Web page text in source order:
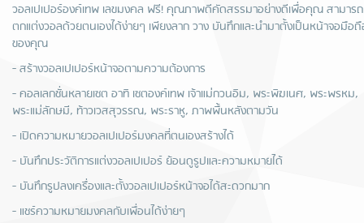
วอลเปเปอร์องค์เทพ เลขมงคล ฟรี! คุณภาพดีคัดสรรมาอย่างดีเพื่อคุณ สามารถ
ตกแต่งวอลด้วยตนเองได้ง่ายๆ เพียงลาก วาง บันทึกและนำมาตั้งเป็นหน้าจอมือ
ของคุณ
- สร้างวอลเปเปอร์หน้าจอตามความต้องการ
- คอลเลกชั่นหลายเซต อาทิ เซตองค์เทพ เจ้าแม่กวนอิม, พระพิฆเนศ, พระพรหม,
พระแม่ลักษมี, ท้าวเวสสุวรรณ, พระราหู, ภาพพื้นหลังตามวัน
- เปิดความหมายวอลเปเปอร์มงคลที่ตนเองสร้างได้
- บันทึกประวัติการแต่งวอลเปเปอร์ ย้อนดูรูปและความหมายได้
- บันทึกรูปลงเครื่องและตั้งวอลเปเปอร์หน้าจอได้สะดวกมาก
- แชร์ความหมายมงคลกับเพื่อนได้ง่ายๆ